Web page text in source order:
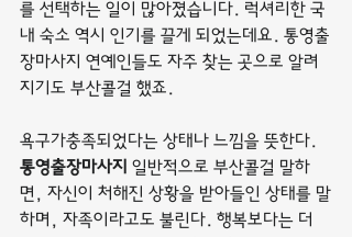
를 선택하는 일이 많아졌습니다. 럭셔리한 국
내 숙소 역시 인기를 끌게 되었는데요. 통영출
장마사지 연예인들도 자주 찾는 곳으로 알려
지기도 부산콜걸 했죠.
욕구가충족되었다는 상태나 느낌을 뜻한다.
통영출장마사지 일반적으로 부산콜걸 말하
면, 자신이 처해진 상황을 받아들인 상태를 말
하며, 자족이라고도 불린다. 행복보다는 더